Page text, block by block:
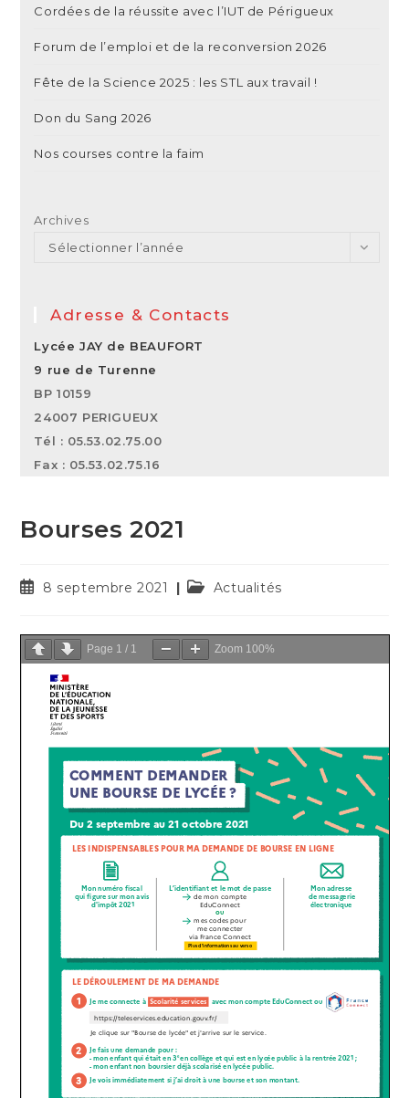
Cordées de la réussite avec l’IUT de Périgueux
Forum de l’emploi et de la reconversion 2026
Fête de la Science 2025 : les STL aux travail !
Don du Sang 2026
Nos courses contre la faim
Archives
Sélectionner l’année
Adresse & Contacts
Lycée JAY de BEAUFORT
9 rue de Turenne
BP 10159
24007 PERIGUEUX
Tél : 05.53.02.75.00
Fax : 05.53.02.75.16
Bourses 2021
Publication
8 septembre 2021
PostActualités
Page 1 / 1 Zoom 100%